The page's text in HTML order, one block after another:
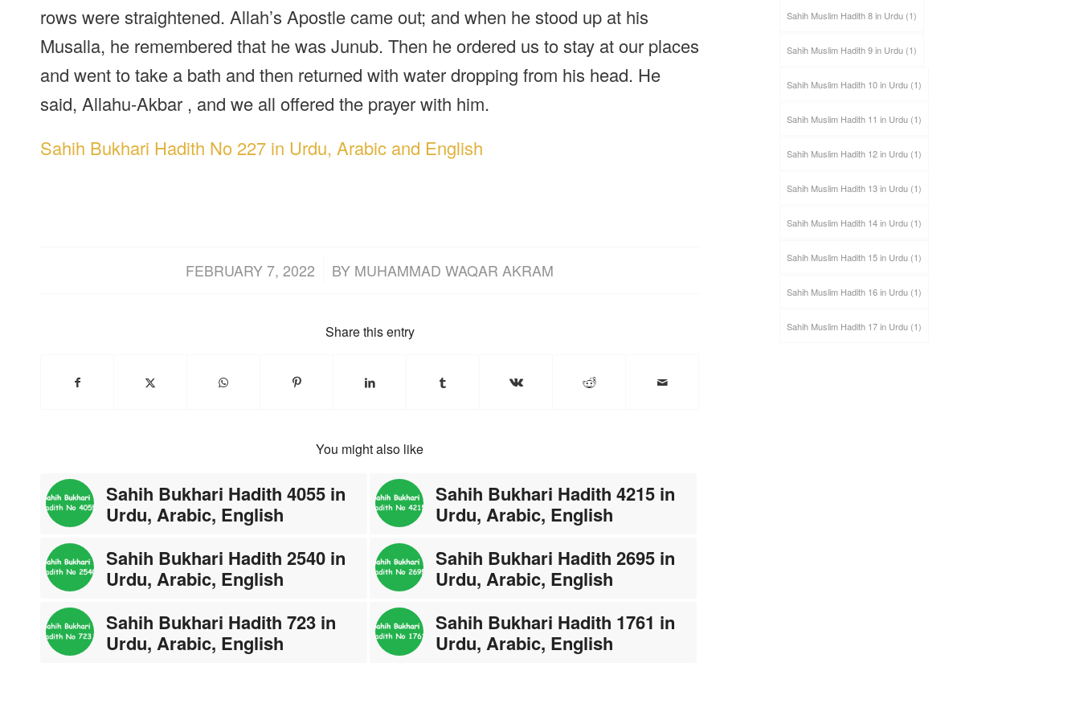
rows were straightened. Allah’s Apostle came out; and when he stood up at his
Musalla, he remembered that he was Junub. Then he ordered us to stay at our places
and went to take a bath and then returned with water dropping from his head. He
said, Allahu-Akbar , and we all offered the prayer with him.
Sahih Bukhari Hadith No 227 in Urdu, Arabic and English
FEBRUARY 7, 2022
/ BY MUHAMMAD WAQAR AKRAM
Share this entry
You might also like
Sahih Bukhari Hadith 4055 in
Urdu, Arabic, English
Sahih Bukhari Hadith 4215 in
Urdu, Arabic, English
Sahih Bukhari Hadith 2540 in
Urdu, Arabic, English
Sahih Bukhari Hadith 2695 in
Urdu, Arabic, English
Sahih Bukhari Hadith 723 in
Urdu, Arabic, English
Sahih Bukhari Hadith 1761 in
Urdu, Arabic, English
Sahih Muslim Hadith 8 in Urdu(1)
Sahih Muslim Hadith 9 in Urdu(1)
Sahih Muslim Hadith 10 in Urdu(1)
Sahih Muslim Hadith 11 in Urdu(1)
Sahih Muslim Hadith 12 in Urdu(1)
Sahih Muslim Hadith 13 in Urdu(1)
Sahih Muslim Hadith 14 in Urdu(1)
Sahih Muslim Hadith 15 in Urdu(1)
Sahih Muslim Hadith 16 in Urdu(1)
Sahih Muslim Hadith 17 in Urdu(1)